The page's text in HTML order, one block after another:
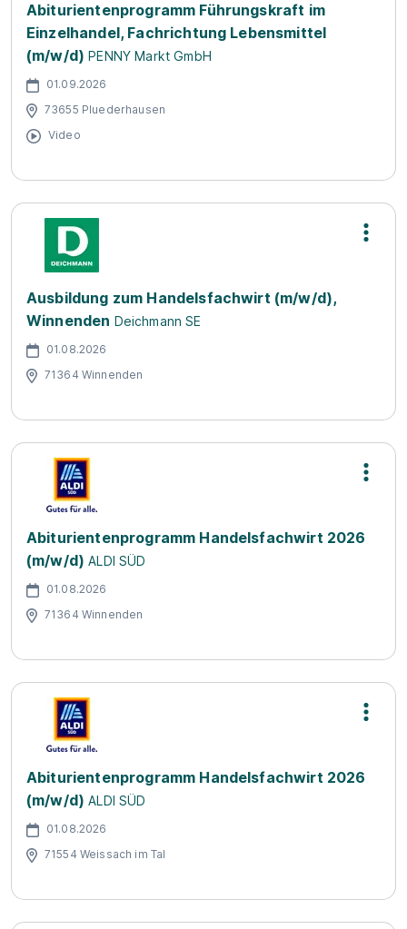
Abiturientenprogramm Führungskraft im
Einzelhandel, Fachrichtung Lebensmittel
(m/w/d) PENNY Markt GmbH
01.09.2026
73655 Pluederhausen
Video
Ausbildung zum Handelsfachwirt (m/w/d),
Winnenden Deichmann SE
01.08.2026
71364 Winnenden
Abiturientenprogramm Handelsfachwirt 2026
(m/w/d) ALDI SÜD
01.08.2026
71364 Winnenden
Abiturientenprogramm Handelsfachwirt 2026
(m/w/d) ALDI SÜD
01.08.2026
71554 Weissach im Tal